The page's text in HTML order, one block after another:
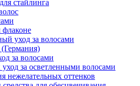
стайлинга
уход за волосами
(Германия)
за волосами
за осветленными волосами
нежелательных оттенков